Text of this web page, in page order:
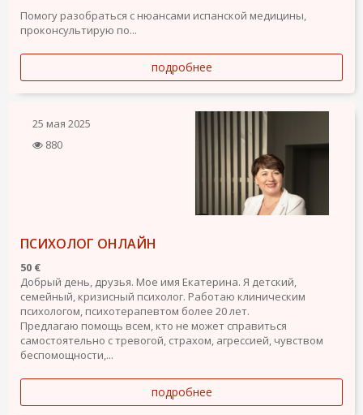
Помогу разобраться с нюансами испанской медицины,
проконсультирую по...
подробнее
25 мая 2025
880
ПСИХОЛОГ ОНЛАЙН
50 €
Добрый день, друзья. Мое имя Екатерина. Я детский,
семейный, кризисный психолог. Работаю клиническим
психологом, психотерапевтом более 20 лет.
Предлагаю помощь всем, кто не может справиться
самостоятельно с тревогой, страхом, агрессией, чувством
беспомощности,...
подробнее